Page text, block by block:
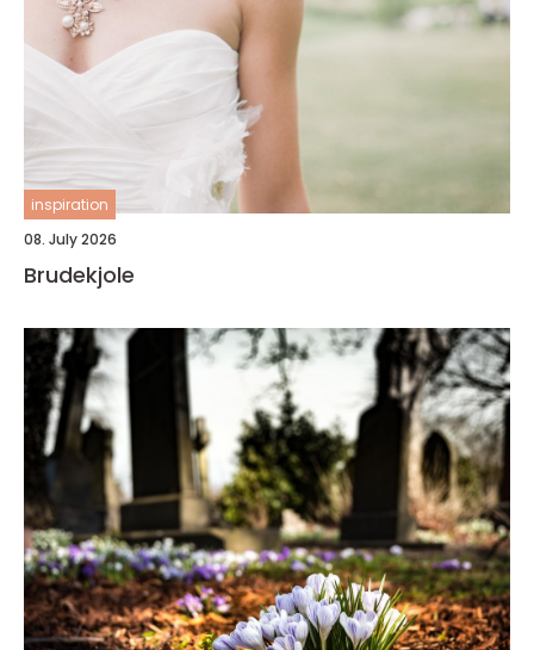
inspiration
08. July 2026
Brudekjole